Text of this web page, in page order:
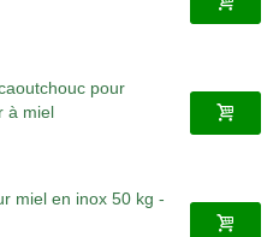
pour
à miel
miel en inox 50 kg -